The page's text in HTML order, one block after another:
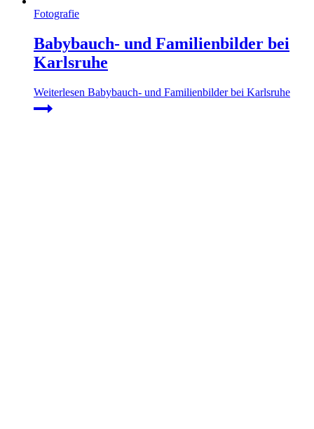
Fotografie
Babybauch- und Familienbilder bei
Karlsruhe
Weiterlesen Babybauch- und Familienbilder bei Karlsruhe